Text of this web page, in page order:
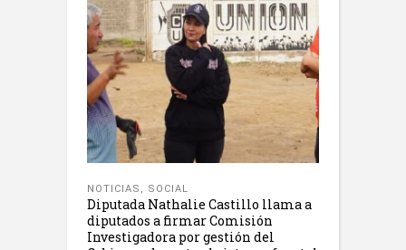
NOTICIAS , SOCIAL
Diputada Nathalie Castillo llama a
diputados a firmar Comisión
Investigadora por gestión del